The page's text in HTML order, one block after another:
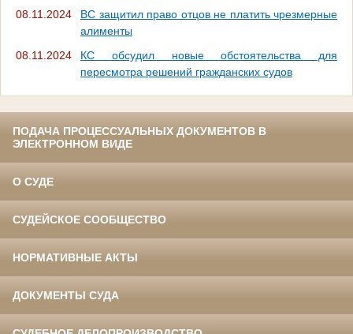
08.11.2024
ВС защитил право отцов не платить чрезмерные
алименты
08.11.2024
КС обсудил новые обстоятельства для
пересмотра решений гражданских судов
ПОДАЧА ПРОЦЕССУАЛЬНЫХ ДОКУМЕНТОВ В
ЭЛЕКТРОННОМ ВИДЕ
О СУДЕ
СУДЕЙСКОЕ СООБЩЕСТВО
НОРМАТИВНЫЕ АКТЫ
ДОКУМЕНТЫ СУДА